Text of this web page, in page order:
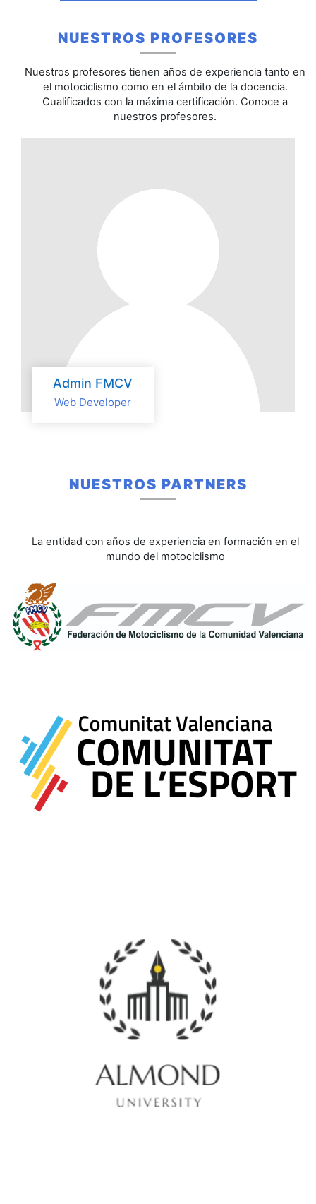
NUESTROS PROFESORES
Nuestros profesores tienen años de experiencia tanto en
el motociclismo como en el ámbito de la docencia.
Cualificados con la máxima certificación. Conoce a
nuestros profesores.
Admin FMCV
Web Developer
NUESTROS PARTNERS
La entidad con años de experiencia en formación en el
mundo del motociclismo